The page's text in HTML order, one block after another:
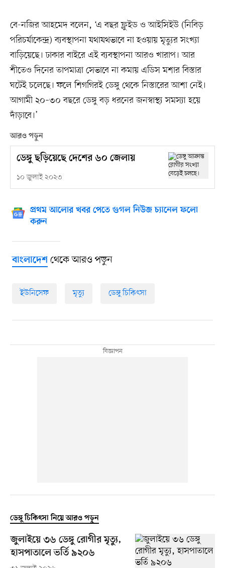
বে-নজির আহমেদ বলেন, ‘এ বছর ফ্লুইড ও আইসিইউ (নিবিড়
পরিচর্যাকেন্দ্র) ব্যবস্থাপনা যথাযথভাবে না হওয়ায় মৃত্যুর সংখ্যা
বাড়িয়েছে। ঢাকার বাইরে এই ব্যবস্থাপনা আরও খারাপ। আর
শীতেও দিনের তাপমাত্রা সেভাবে না কমায় এডিস মশার বিস্তার
ঘটেই চলেছে। ফলে শিগগিরই ডেঙ্গু থেকে নিস্তারের আশা নেই।
আগামী ২০–৩০ বছরে ডেঙ্গু বড় ধরনের জনস্বাস্থ্য সমস্যা হয়ে
দাঁড়াবে।’
আরও পড়ুন
ডেঙ্গু ছড়িয়েছে দেশের ৬০ জেলায়
১০ জুলাই ২০২৩
প্রথম আলোর খবর পেতে গুগল নিউজ চ্যানেল ফলো
করুন
বাংলাদেশথেকে আরও পড়ুন
ইউনিসেফ মৃত্যু ডেঙ্গু চিকিৎসা
ডেঙ্গু চিকিৎসা নিয়ে আরও পড়ুন
জুলাইয়ে ৩৬ ডেঙ্গু রোগীর মৃত্যু,
হাসপাতালে ভর্তি ৯২০৬